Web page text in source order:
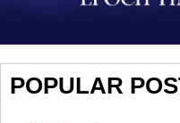
POPULAR